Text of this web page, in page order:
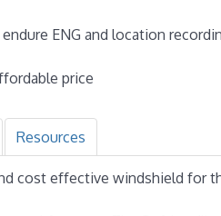
ENG and location
price
Resources
cost effective windshield for